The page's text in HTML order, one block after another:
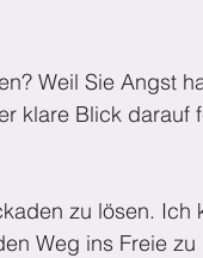
Weil Sie Angst
klare Blick darauf
zu lösen. Ich
Weg ins Freie zu